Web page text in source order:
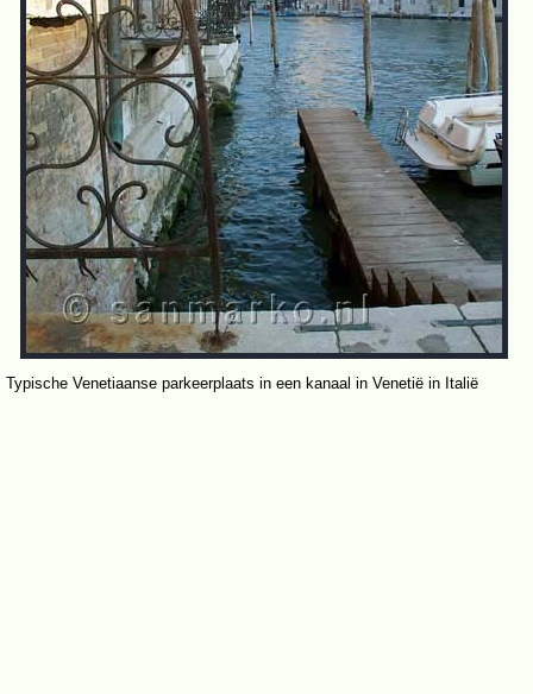
Typische Venetiaanse parkeerplaats in een kanaal in Venetië in Italië